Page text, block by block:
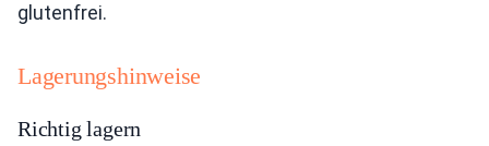
glutenfrei.
Lagerungshinweise
Richtig lagern